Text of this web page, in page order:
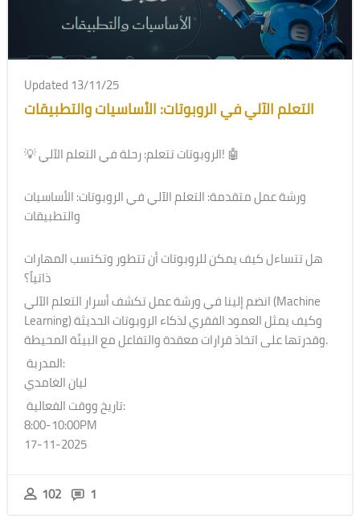
Updated 13/11/25
التعلم الآلي في الروبوتات: الأساسيات والتطبيقات
💡 الروبوتات تتعلم: رحلة في التعلم الآلي! 🤖
ورشة عمل متقدمة: التعلم الآلي في الروبوتات: الأساسيات
والتطبيقات
هل تتساءل كيف يمكن للروبوتات أن تتطور وتكتسب المهارات
ذاتياً؟
انضم إلينا في ورشة عمل تكشف أسرار التعلم الآلي (Machine
Learning) وكيف يمثل العمود الفقري لذكاء الروبوتات الحديثة
وقدرتها على اتخاذ قرارات معقدة والتفاعل مع البيئة المحيطة.
المدربة:
تاريخ ووقت الفعالية:
8:00-10:00PM
17-11-2025
102 1